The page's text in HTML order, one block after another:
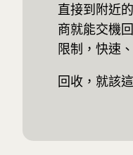
直接到附近
商就能交機
限制，快速
回收，就該